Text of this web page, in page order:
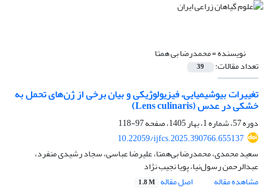
نویسنده =محمدرضا بی همتا
تعداد مقالات: 39
تغییرات بیوشیمیایی، فیزیولوژیکی و بیان برخی از ژن‌های تحمل به
خشکی در عدس (Lens culinaris)
دوره 57، شماره 1، بهار 1405، صفحه
97-118
10.22059/ijfcs.2025.390766.655137
سعید محمدی، محمدرضا بی‌همتا، علیرضا عباسی، سجاد رشیدی منفرد،
عبدالرحمن رسول‌نیا، پویا نجیب نژاد
مشاهده مقاله
اصل مقاله 1.8 M